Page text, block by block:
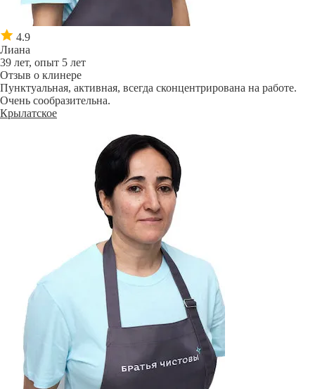
4.9
Лиана
39 лет, опыт 5 лет
Отзыв о клинере
Пунктуальная, активная, всегда сконцентрирована на работе.
Очень сообразительна.
Крылатское